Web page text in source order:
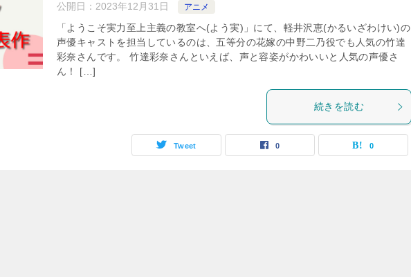
公開日： 2023年12月31日 アニメ
「ようこそ実力至上主義の教室へ(よう実)」にて、軽井沢恵(かるいざわけい)の
声優キャストを担当しているのは、五等分の花嫁の中野二乃役でも人気の竹達
彩奈さんです。 竹達彩奈さんといえば、声と容姿がかわいいと人気の声優さ
ん！ […]
続きを読む
Tweet 0 0